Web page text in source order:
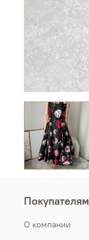
Покупателям
О компании